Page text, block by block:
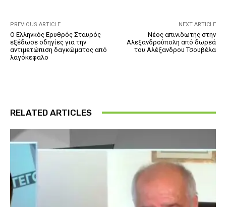
PREVIOUS ARTICLE
Ο Ελληνκός Ερυθρός Σταυρός
εξέδωσε οδηγίες για την
αντιμετώπιση δαγκώματος από
λαγόκεφαλο
NEXT ARTICLE
Νέος απινιδωτής στην
Αλεξανδρούπολη από δωρεά
του Αλέξανδρου Τσουβέλα
RELATED ARTICLES